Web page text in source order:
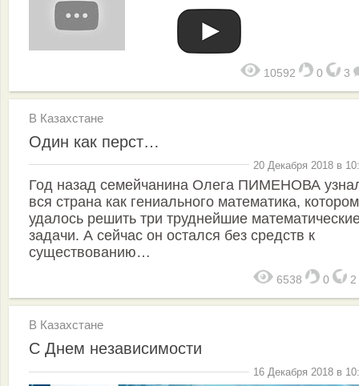
10592 0 3
В Казахстане
Один как перст…
20 Декабря 2018 в
Год назад семейчанина Олега ПИМЕНОВА
вся страна как гениального математика,
удалось решить три труднейшие
задачи. А сейчас он остался без средств к
существованию…
6538 0 2
В Казахстане
С Днем независимости
16 Декабря 2018 в